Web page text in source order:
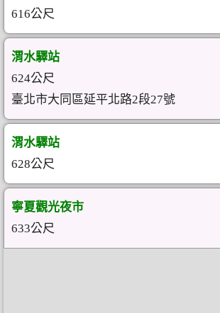
616公尺
渭水驛站
624公尺
臺北市大同區延平北路2段27號
渭水驛站
628公尺
寧夏觀光夜市
633公尺